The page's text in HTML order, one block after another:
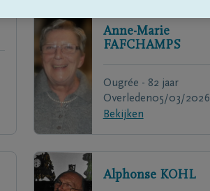
Anne-Marie
FAFCHAMPS
Ougrée - 82 jaar
Overleden05/03/2026
Bekijken
Alphonse KOHL